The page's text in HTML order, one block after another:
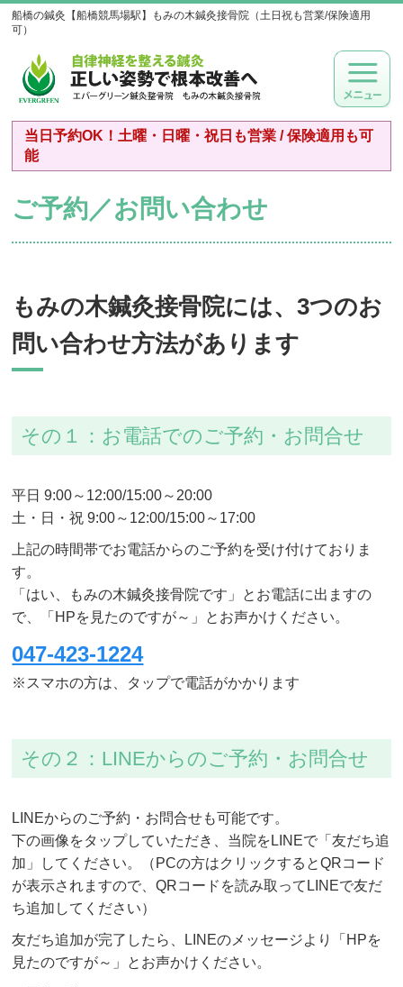
船橋の鍼灸【船橋競馬場駅】もみの木鍼灸接骨院（土日祝も営業/保険適用
可）
当日予約OK！土曜・日曜・祝日も営業 / 保険適用も可
能
ご予約／お問い合わせ
もみの木鍼灸接骨院には、3つのお
問い合わせ方法があります
その１：お電話でのご予約・お問合せ
平日 9:00～12:00/15:00～20:00
土・日・祝 9:00～12:00/15:00～17:00
上記の時間帯でお電話からのご予約を受け付けておりま
す。
「はい、もみの木鍼灸接骨院です」とお電話に出ますの
で、「HPを見たのですが～」とお声かけください。
047-423-1224
※スマホの方は、タップで電話がかかります
その２：LINEからのご予約・お問合せ
LINEからのご予約・お問合せも可能です。
下の画像をタップしていただき、当院をLINEで「友だち追
加」してください。（PCの方はクリックするとQRコード
が表示されますので、QRコードを読み取ってLINEで友だ
ち追加してください）
友だち追加が完了したら、LINEのメッセージより「HPを
見たのですが～」とお声かけください。